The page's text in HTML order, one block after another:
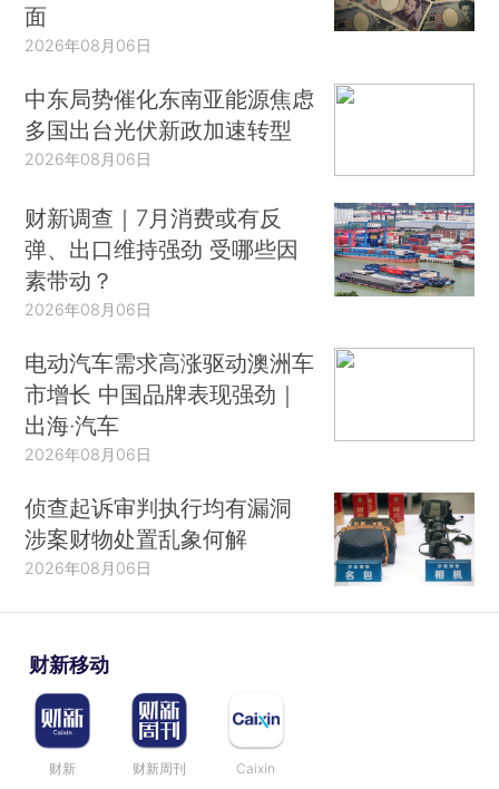
面
2026年08月06日
中东局势催化东南亚能源焦虑
多国出台光伏新政加速转型
2026年08月06日
财新调查｜7月消费或有反
弹、出口维持强劲 受哪些因
素带动？
2026年08月06日
电动汽车需求高涨驱动澳洲车
市增长 中国品牌表现强劲｜
出海·汽车
2026年08月06日
侦查起诉审判执行均有漏洞
涉案财物处置乱象何解
2026年08月06日
财新移动
财新 财新周刊 Caixin